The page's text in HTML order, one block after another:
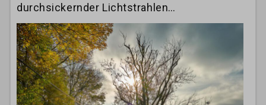
durchsickernder Lichtstrahlen…